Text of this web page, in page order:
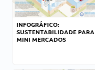
INFOGRÁFICO:
SUSTENTABILIDADE PARA
MINI MERCADOS